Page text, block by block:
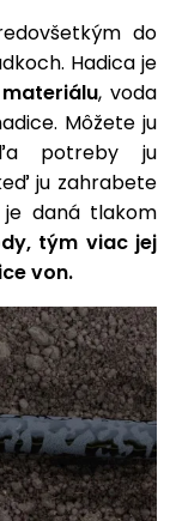
do
Hadica je
, voda
Môžete ju
potreby ju
ju zahrabete
daná tlakom
tým viac jej
von.